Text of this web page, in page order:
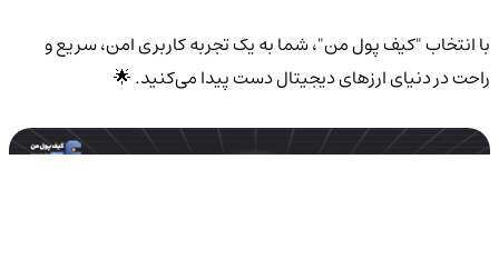
با انتخاب "کیف پول من"، شما به یک تجربه کاربری امن، سریع و
راحت در دنیای ارزهای دیجیتال دست پیدا می‌کنید. 🌟